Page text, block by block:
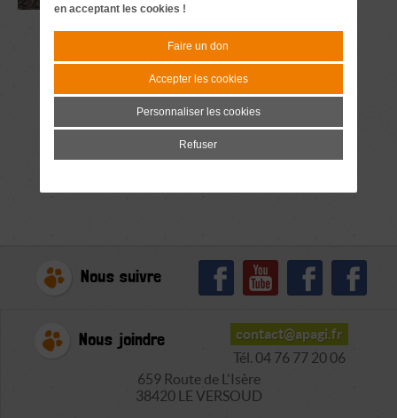
Nous suivre
Nous joindre
contact@apagi.fr
Tél. 04 76 77 20 06
659 Route de L'Isère
38420 LE VERSOUD
en acceptant les cookies !
Faire un don
Accepter les cookies
Personnaliser les cookies
Refuser